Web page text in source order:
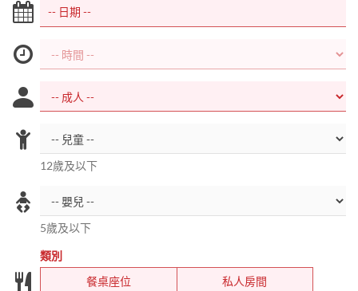
12歲及以下
5歲及以下
類別
餐桌座位
私人房間